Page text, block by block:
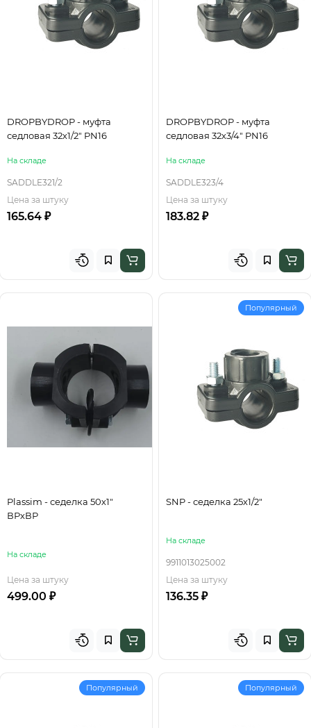
DROPBYDROP - муфта
седловая 32х1/2" PN16
На складе
SADDLE321/2
Цена за штуку
165.64 ₽
DROPBYDROP - муфта
седловая 32х3/4" PN16
На складе
SADDLE323/4
Цена за штуку
183.82 ₽
Plassim - седелка 50х1"
ВРхВР
На складе
Цена за штуку
499.00 ₽
Популярный
SNP - седелка 25х1/2"
На складе
9911013025002
Цена за штуку
136.35 ₽
Популярный Популярный